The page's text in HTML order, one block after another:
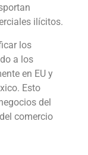
ilícitos.
los
a los
en EU y
Esto
del
comercio